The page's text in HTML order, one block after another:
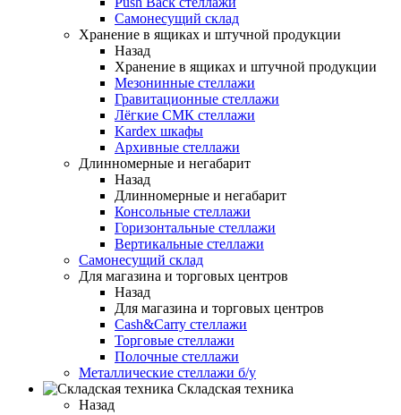
Самонесущий склад
Хранение в ящиках и штучной продукции
Назад
Хранение в ящиках и штучной продукции
Мезонинные стеллажи
Гравитационные стеллажи
Лёгкие СМК стеллажи
Kardex шкафы
Архивные стеллажи
Длинномерные и негабарит
Назад
Длинномерные и негабарит
Консольные стеллажи
Горизонтальные стеллажи
Вертикальные стеллажи
Самонесущий склад
Для магазина и торговых центров
Назад
Для магазина и торговых центров
Cash&Carry стеллажи
Торговые стеллажи
Полочные стеллажи
Металлические стеллажи б/у
Складская техника
Назад